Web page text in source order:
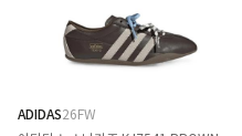
ADIDAS26FW